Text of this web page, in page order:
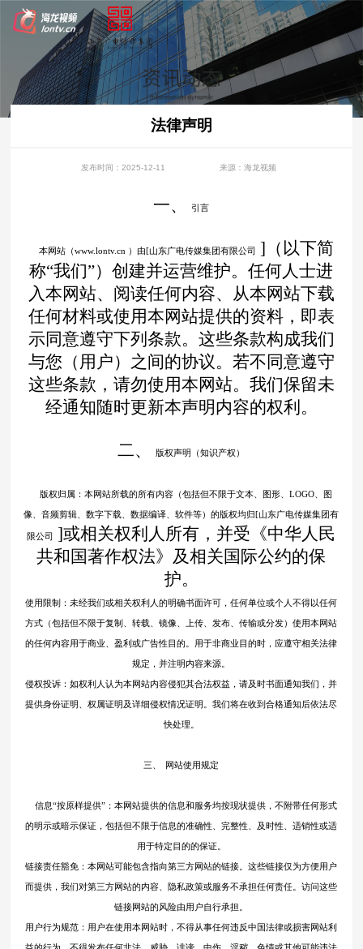
法律声明
发布时间：2025-12-11 来源：海龙视频
一、 引言
本网站（www.lontv.cn ）由[山东广电传媒集团有限公司 ]（以下简
称“我们”）创建并运营维护。任何人士进
入本网站、阅读任何内容、从本网站下载
任何材料或使用本网站提供的资料，即表
示同意遵守下列条款。这些条款构成我们
与您（用户）之间的协议。若不同意遵守
这些条款，请勿使用本网站。我们保留未
经通知随时更新本声明内容的权利。
二、 版权声明（知识产权）
版权归属：本网站所载的所有内容（包括但不限于文本、图形、LOGO、图
像、音频剪辑、数字下载、数据编译、软件等）的版权均归[山东广电传媒集团有
限公司
]或相关权利人所有，并受《中华人民
共和国著作权法》及相关国际公约的保
护。
使用限制：未经我们或相关权利人的明确书面许可，任何单位或个人不得以任何
方式（包括但不限于复制、转载、镜像、上传、发布、传输或分发）使用本网站
的任何内容用于商业、盈利或广告性目的。用于非商业目的时，应遵守相关法律
规定，并注明内容来源。
侵权投诉：如权利人认为本网站内容侵犯其合法权益，请及时书面通知我们，并
提供身份证明、权属证明及详细侵权情况证明。我们将在收到合格通知后依法尽
快处理。
三、 网站使用规定
信息“按原样提供”：本网站提供的信息和服务均按现状提供，不附带任何形式
的明示或暗示保证，包括但不限于信息的准确性、完整性、及时性、适销性或适
用于特定目的的保证。
链接责任豁免：本网站可能包含指向第三方网站的链接。这些链接仅为方便用户
而提供，我们对第三方网站的内容、隐私政策或服务不承担任何责任。访问这些
链接网站的风险由用户自行承担。
用户行为规范：用户在使用本网站时，不得从事任何违反中国法律或损害网站利